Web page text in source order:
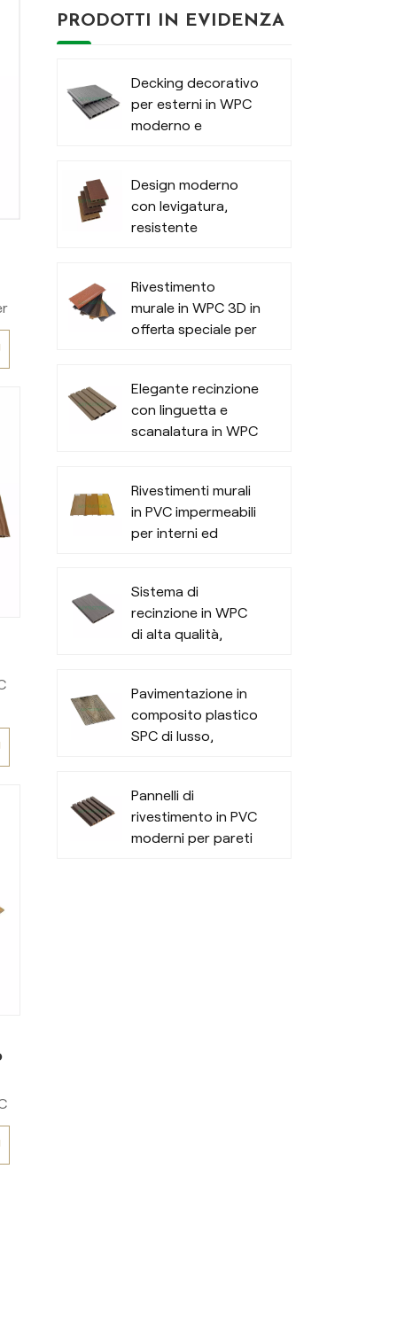
PRODOTTI IN EVIDENZA
Decking decorativo
per esterni in WPC
moderno e
Design moderno
con levigatura,
resistente
plastica
Rivestimento
murale in WPC 3D in
offerta speciale per
Elegante recinzione
con linguetta e
scanalatura in WPC
Rivestimenti murali
in PVC impermeabili
per interni ed
Sistema di
recinzione in WPC
di alta qualità,
all'aperto
Pavimentazione in
composito plastico
SPC di lusso,
Pannelli di
rivestimento in PVC
moderni per pareti